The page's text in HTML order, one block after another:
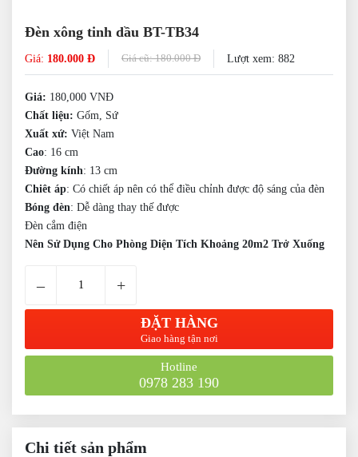
Đèn xông tinh dầu BT-TB34
Giá: 180.000 Đ Giá cũ: 180.000 Đ Lượt xem: 882
Giá: 180,000 VNĐ
Chất liệu: Gốm, Sứ
Xuất xứ: Việt Nam
Cao: 16 cm
Đường kính: 13 cm
Chiêt áp: Có chiết áp nên có thể điều chỉnh được độ sáng của đèn
Bóng đèn: Dễ dàng thay thế được
Đèn cắm điện
Nên Sử Dụng Cho Phòng Diện Tích Khoảng 20m2 Trở Xuống
– +
ĐẶT HÀNG
Giao hàng tận nơi
Hotline
0978 283 190
Chi tiết sản phẩm